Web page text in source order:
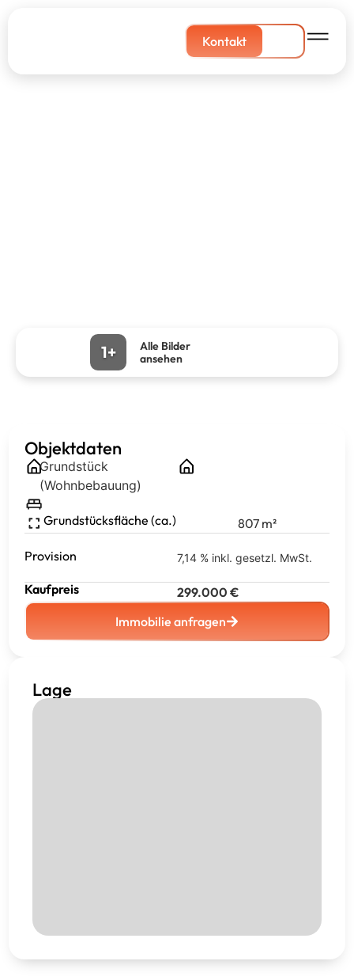
Kontakt
1+
Alle Bilder
ansehen
Objektdaten
Grundstück
(Wohnbebauung)
Grundstücksfläche (ca.) 807 m²
Provision 7,14 % inkl. gesetzl. MwSt.
Kaufpreis 299.000 €
Immobilie anfragen
Lage